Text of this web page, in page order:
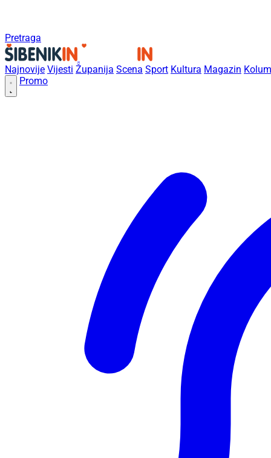
Pretraga
Najnovije Vijesti Županija Scena Sport Kultura Magazin
Promo